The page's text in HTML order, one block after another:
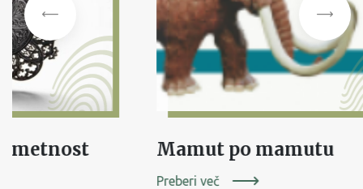
Mamut po mamutu
Preberi več